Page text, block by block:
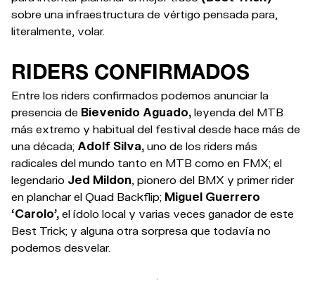
sobre una infraestructura de vértigo pensada para,
literalmente, volar.
RIDERS CONFIRMADOS
Entre los riders confirmados podemos anunciar la
presencia de Bievenido Aguado, leyenda del MTB
más extremo y habitual del festival desde hace más de
una década; Adolf Silva, uno de los riders más
radicales del mundo tanto en MTB como en FMX; el
legendario Jed Mildon , pionero del BMX y primer rider
en planchar el Quad Backflip; Miguel Guerrero
‘Carolo’, el ídolo local y varias veces ganador de este
Best Trick; y alguna otra sorpresa que todavía no
podemos desvelar.